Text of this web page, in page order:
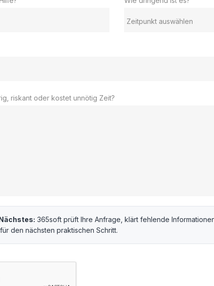
riskant oder kostet unnötig Zeit?
365soft prüft Ihre Anfrage, klärt fehlende
den nächsten praktischen Schritt.